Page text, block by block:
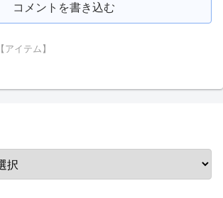
コメントを書き込む
【アイテム】